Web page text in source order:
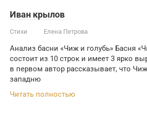
Иван крылов
Стихи Елена Петрова
Анализ басни «Чиж и голубь» Басня
состоит из 10 строк и имеет 3 ярко
в первом автор рассказывает, что
западню
Читать полностью